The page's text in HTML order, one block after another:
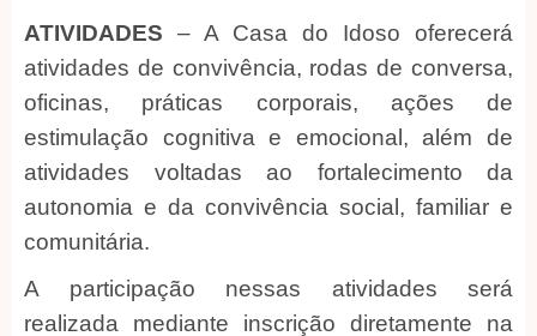
ATIVIDADES – A Casa do Idoso oferecerá
atividades de convivência, rodas de conversa,
oficinas, práticas corporais, ações de
estimulação cognitiva e emocional, além de
atividades voltadas ao fortalecimento da
autonomia e da convivência social, familiar e
comunitária.
A participação nessas atividades será
realizada mediante inscrição diretamente na